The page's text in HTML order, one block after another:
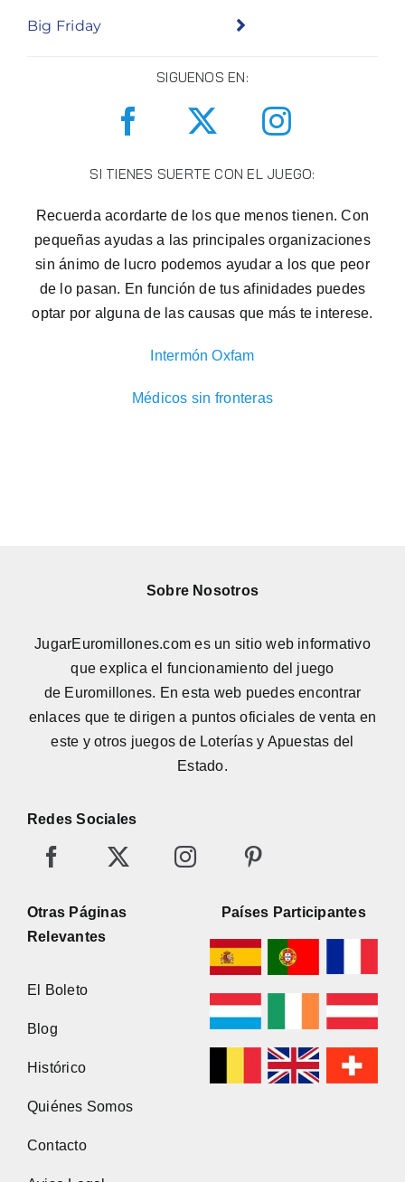
Big Friday
SIGUENOS EN:
SI TIENES SUERTE CON EL JUEGO:
Recuerda acordarte de los que menos tienen. Con
pequeñas ayudas a las principales organizaciones
sin ánimo de lucro podemos ayudar a los que peor
de lo pasan. En función de tus afinidades puedes
optar por alguna de las causas que más te interese.
Intermón Oxfam
Médicos sin fronteras
Sobre Nosotros
JugarEuromillones.com es un sitio web informativo
que explica el funcionamiento del juego
de Euromillones. En esta web puedes encontrar
enlaces que te dirigen a puntos oficiales de venta en
este y otros juegos de Loterías y Apuestas del
Estado.
Redes Sociales
Otras Páginas
Relevantes
El Boleto
Blog
Histórico
Quiénes Somos
Contacto
Países Participantes